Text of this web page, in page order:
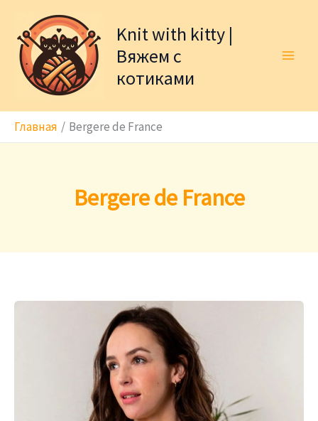
содержимому
Knit with kitty |
Вяжем с
котиками
Главная Bergere de France
Bergere de France